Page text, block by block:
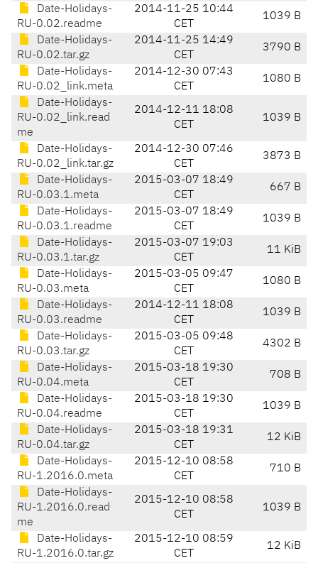
Date-Holidays-
RU-0.02.readme
2014-11-25 10:44
CET
1039 B
Date-Holidays-
RU-0.02.tar.gz
2014-11-25 14:49
CET
3790 B
Date-Holidays-
RU-0.02_link.meta
2014-12-30 07:43
CET
1080 B
Date-Holidays-
RU-0.02_link.read
me
2014-12-11 18:08
CET
1039 B
Date-Holidays-
RU-0.02_link.tar.gz
2014-12-30 07:46
CET
3873 B
Date-Holidays-
RU-0.03.1.meta
2015-03-07 18:49
CET
667 B
Date-Holidays-
RU-0.03.1.readme
2015-03-07 18:49
CET
1039 B
Date-Holidays-
RU-0.03.1.tar.gz
2015-03-07 19:03
CET
11 KiB
Date-Holidays-
RU-0.03.meta
2015-03-05 09:47
CET
1080 B
Date-Holidays-
RU-0.03.readme
2014-12-11 18:08
CET
1039 B
Date-Holidays-
RU-0.03.tar.gz
2015-03-05 09:48
CET
4302 B
Date-Holidays-
RU-0.04.meta
2015-03-18 19:30
CET
708 B
Date-Holidays-
RU-0.04.readme
2015-03-18 19:30
CET
1039 B
Date-Holidays-
RU-0.04.tar.gz
2015-03-18 19:31
CET
12 KiB
Date-Holidays-
RU-1.2016.0.meta
2015-12-10 08:58
CET
710 B
Date-Holidays-
RU-1.2016.0.read
me
2015-12-10 08:58
CET
1039 B
Date-Holidays-
RU-1.2016.0.tar.gz
2015-12-10 08:59
CET
12 KiB